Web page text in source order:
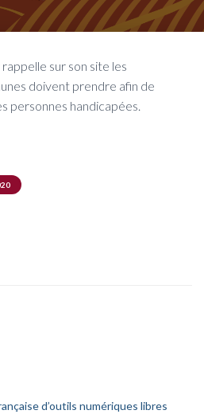
sur son site les
doivent prendre afin de
personnes handicapées.
d’outils numériques libres